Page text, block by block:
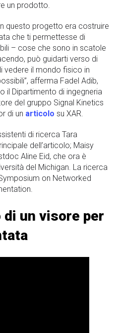
un prodotto.
questo progetto era costruire
che ti permettesse di
– cose che sono in scatole
può guidarti verso di
vedere il mondo fisico in
afferma Fadel Adib,
il Dipartimento di ingegneria
del gruppo Signal Kinetics
di un articolo su XAR.
di ricerca Tara
dell’articolo; Maisy
Aline Eid, che ora è
del Michigan. La ricerca
on Networked
un visore per